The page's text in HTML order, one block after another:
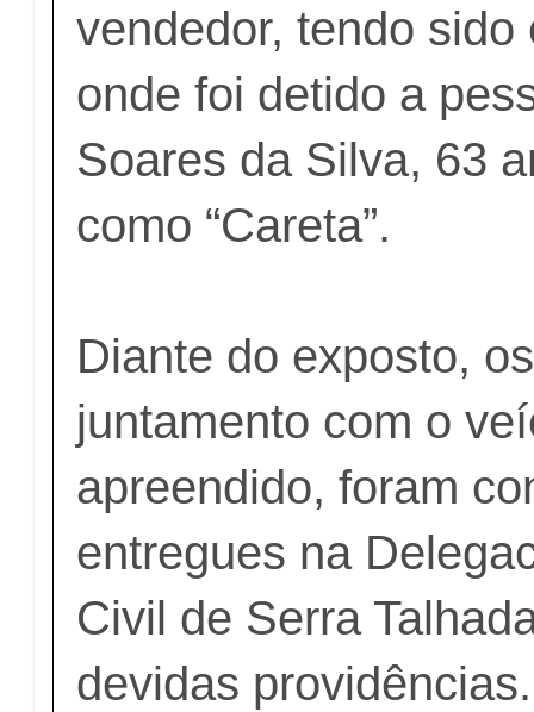
vendedor, tendo sido
onde foi detido a
Soares da Silva, 63
como “Careta”.
Diante do exposto,
juntamento com o
apreendido, foram
entregues na
Civil de Serra
devidas providências.